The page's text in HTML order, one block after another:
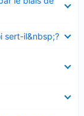
sert-il&nbsp;?